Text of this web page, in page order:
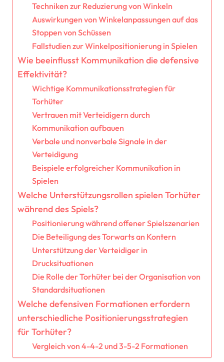
Techniken zur Reduzierung von Winkeln
Auswirkungen von Winkelanpassungen auf das
Stoppen von Schüssen
Fallstudien zur Winkelpositionierung in Spielen
Wie beeinflusst Kommunikation die defensive
Effektivität?
Wichtige Kommunikationsstrategien für
Torhüter
Vertrauen mit Verteidigern durch
Kommunikation aufbauen
Verbale und nonverbale Signale in der
Verteidigung
Beispiele erfolgreicher Kommunikation in
Spielen
Welche Unterstützungsrollen spielen Torhüter
während des Spiels?
Positionierung während offener Spielszenarien
Die Beteiligung des Torwarts an Kontern
Unterstützung der Verteidiger in
Drucksituationen
Die Rolle der Torhüter bei der Organisation von
Standardsituationen
Welche defensiven Formationen erfordern
unterschiedliche Positionierungsstrategien
für Torhüter?
Vergleich von 4-4-2 und 3-5-2 Formationen